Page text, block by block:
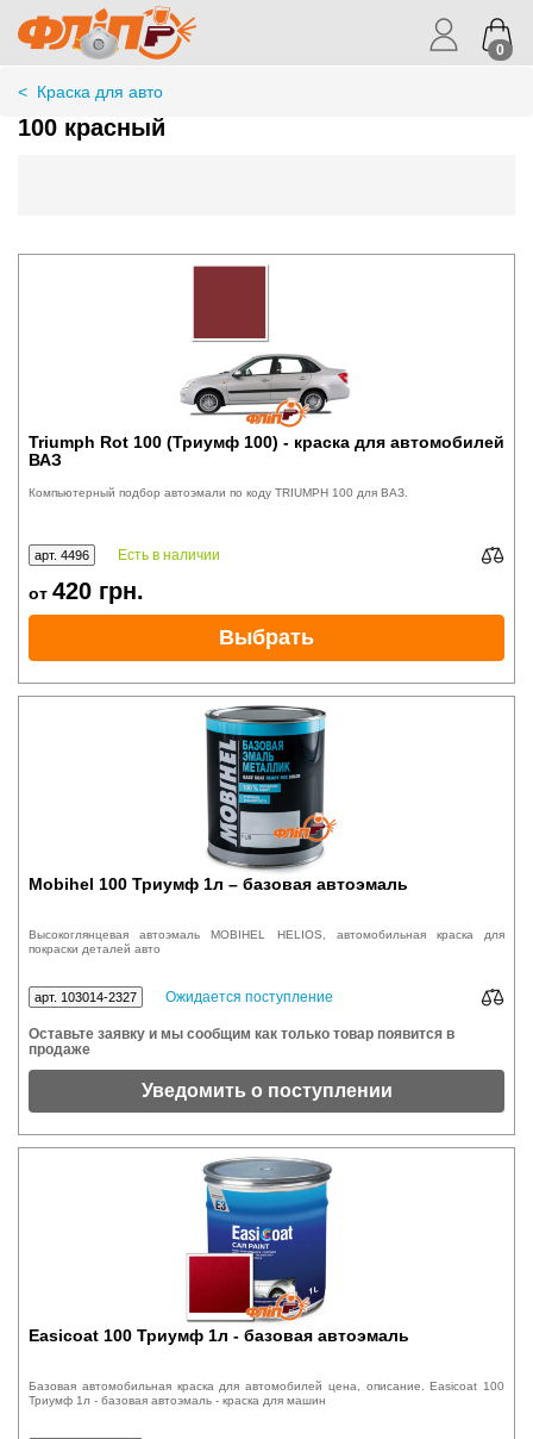
0
< Краска для авто
100 красный
Triumph Rot 100 (Триумф 100) - краска для автомобилей
ВАЗ
Компьютерный подбор автоэмали по коду TRIUMPH 100 для ВАЗ.
арт. 4496 Есть в наличии
от 420 грн.
Выбрать
Mobihel 100 Триумф 1л – базовая автоэмаль
Высокоглянцевая автоэмаль MOBIHEL HELIOS, автомобильная краска для
покраски деталей авто
арт. 103014-2327 Ожидается поступление
Оставьте заявку и мы сообщим как только товар появится в
продаже
Уведомить о поступлении
Easicoat 100 Триумф 1л - базовая автоэмаль
Базовая автомобильная краска для автомобилей цена, описание. Easicoat 100
Триумф 1л - базовая автоэмаль - краска для машин